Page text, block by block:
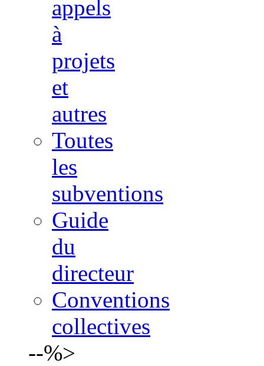
appels
à
projets
et
autres
Toutes
les
subventions
Guide
du
directeur
Conventions
collectives
--%>